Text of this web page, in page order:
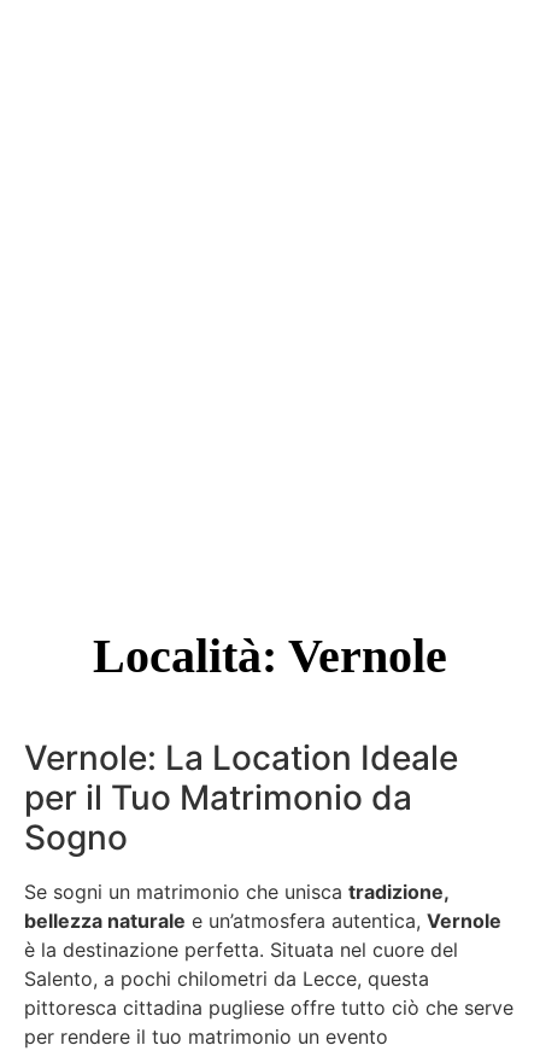
Località: Vernole
Vernole: La Location Ideale
per il Tuo Matrimonio da
Sogno
Se sogni un matrimonio che unisca tradizione,
bellezza naturale e un’atmosfera autentica, Vernole
è la destinazione perfetta. Situata nel cuore del
Salento, a pochi chilometri da Lecce, questa
pittoresca cittadina pugliese offre tutto ciò che serve
per rendere il tuo matrimonio un evento